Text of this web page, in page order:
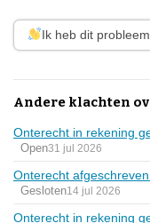
Ik heb dit
Andere klachten
Onterecht in rekening
Open31 jul 2026
Onterecht
Gesloten14 jul 2026
Onterecht in rekening